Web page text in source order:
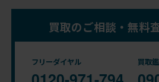
買取のご相談・無料
フリーダイヤル 買取